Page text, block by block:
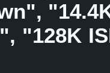
"128K